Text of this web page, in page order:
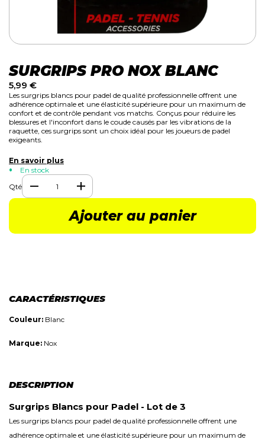
SURGRIPS PRO NOX BLANC
5,99 €
Les surgrips blancs pour padel de qualité professionnelle offrent une
adhérence optimale et une élasticité supérieure pour un maximum de
confort et de contrôle pendant vos matchs. Conçus pour réduire les
blessures et l'inconfort dans le coude causés par les vibrations de la
raquette, ces surgrips sont un choix idéal pour les joueurs de padel
exigeants.
En savoir plus
En stock
Qté
Ajouter au panier
CARACTÉRISTIQUES
Couleur: Blanc
Marque: Nox
DESCRIPTION
Surgrips Blancs pour Padel - Lot de 3
Les surgrips blancs pour padel de qualité professionnelle offrent une
adhérence optimale et une élasticité supérieure pour un maximum de